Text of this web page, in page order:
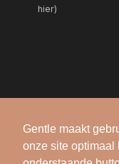
Gentle maakt
onze site optimaal
hier)